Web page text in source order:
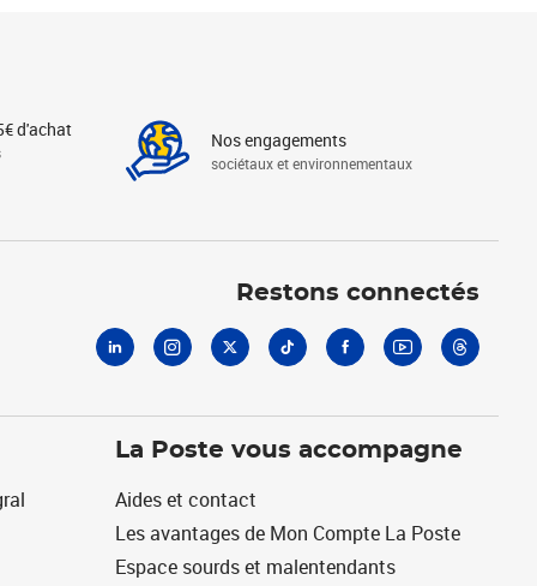
d'achat Nos engagements
sociétaux et environnementaux
Restons connectés
La Poste vous accompagne
Aides et contact
Les avantages de Mon Compte La Poste
Espace sourds et malentendants